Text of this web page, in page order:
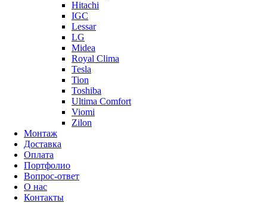
Hitachi
IGC
Lessar
LG
Midea
Royal Clima
Tesla
Tion
Toshiba
Ultima Comfort
Viomi
Zilon
Монтаж
Доставка
Оплата
Портфолио
Вопрос-ответ
О нас
Контакты